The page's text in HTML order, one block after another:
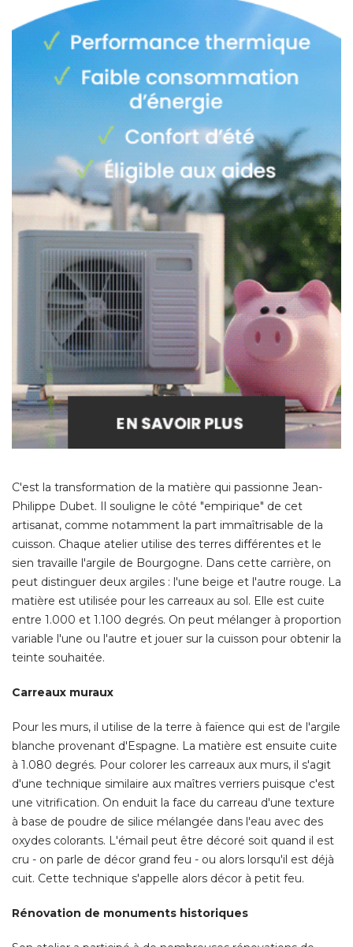
C'est la transformation de la matière qui passionne Jean-
Philippe Dubet. Il souligne le côté "empirique" de cet
artisanat, comme notamment la part immaîtrisable de la
cuisson. Chaque atelier utilise des terres différentes et le
sien travaille l'argile de Bourgogne. Dans cette carrière, on
peut distinguer deux argiles : l'une beige et l'autre rouge. La
matière est utilisée pour les carreaux au sol. Elle est cuite
entre 1.000 et 1.100 degrés. On peut mélanger à proportion
variable l'une ou l'autre et jouer sur la cuisson pour obtenir la
teinte souhaitée.
Carreaux muraux
Pour les murs, il utilise de la terre à faïence qui est de l'argile
blanche provenant d'Espagne. La matière est ensuite cuite
à 1.080 degrés. Pour colorer les carreaux aux murs, il s'agit
d'une technique similaire aux maîtres verriers puisque c'est
une vitrification. On enduit la face du carreau d'une texture
à base de poudre de silice mélangée dans l'eau avec des
oxydes colorants. L'émail peut être décoré soit quand il est
cru - on parle de décor grand feu - ou alors lorsqu'il est déjà
cuit. Cette technique s'appelle alors décor à petit feu.
Rénovation de monuments historiques